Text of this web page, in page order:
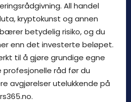
All handel
kryptokunst og annen
betydelig risiko, og du
enn det investerte beløpet.
til å gjøre grundige egne
profesjonelle råd før du
avgjørelser utelukkende på